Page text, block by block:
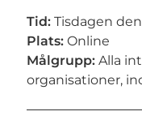
Tid: Tisdagen
Plats: Online
Målgrupp: Alla
organisationer,